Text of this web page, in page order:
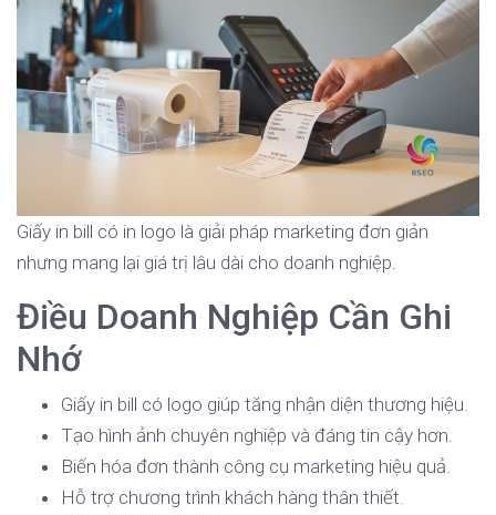
Giấy in bill có in logo là giải pháp marketing đơn giản
nhưng mang lại giá trị lâu dài cho doanh nghiệp.
Điều Doanh Nghiệp Cần Ghi
Nhớ
Giấy in bill có logo giúp tăng nhận diện thương hiệu.
Tạo hình ảnh chuyên nghiệp và đáng tin cậy hơn.
Biến hóa đơn thành công cụ marketing hiệu quả.
Hỗ trợ chương trình khách hàng thân thiết.